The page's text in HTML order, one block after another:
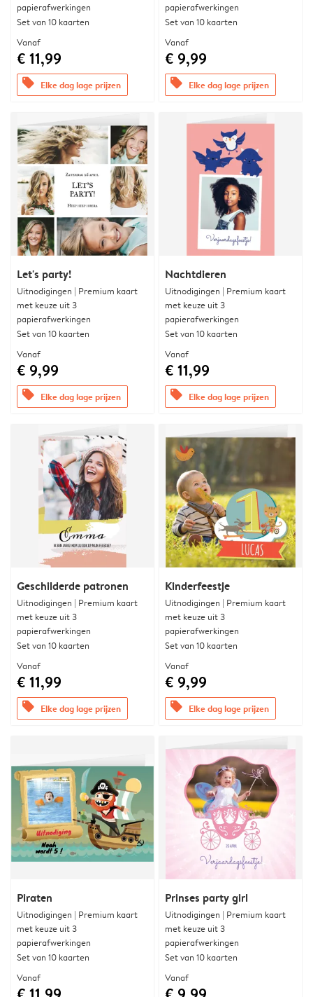
papierafwerkingen
Set van 10 kaarten
Vanaf
€ 11,99
offers Elke dag lage prijzen
papierafwerkingen
Set van 10 kaarten
Vanaf
€ 9,99
offers Elke dag lage prijzen
Let's party!
Uitnodigingen | Premium kaart
met keuze uit 3
papierafwerkingen
Set van 10 kaarten
Vanaf
€ 9,99
offers Elke dag lage prijzen
Nachtdieren
Uitnodigingen | Premium kaart
met keuze uit 3
papierafwerkingen
Set van 10 kaarten
Vanaf
€ 11,99
offers Elke dag lage prijzen
Geschilderde patronen
Uitnodigingen | Premium kaart
met keuze uit 3
papierafwerkingen
Set van 10 kaarten
Vanaf
€ 11,99
offers Elke dag lage prijzen
Kinderfeestje
Uitnodigingen | Premium kaart
met keuze uit 3
papierafwerkingen
Set van 10 kaarten
Vanaf
€ 9,99
offers Elke dag lage prijzen
Piraten
Uitnodigingen | Premium kaart
met keuze uit 3
papierafwerkingen
Set van 10 kaarten
Vanaf
Prinses party girl
Uitnodigingen | Premium kaart
met keuze uit 3
papierafwerkingen
Set van 10 kaarten
Vanaf